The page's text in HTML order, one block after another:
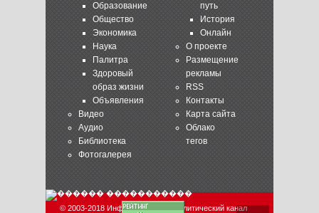
Образование
Общество
Экономика
Наука
Палитра
Здоровый
образ жизни
Объявления
Видео
Аудио
Библиотека
Фотогалерея
путь
История
Онлайн
О проекте
Размещение
рекламы
RSS
Контакты
Карта сайта
Облако
тегов
© 2003-2018 Информационно-аналитический канал